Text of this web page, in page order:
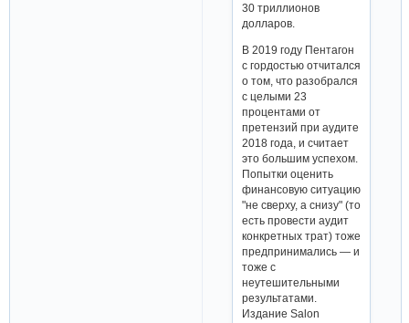
30 триллионов
долларов.
В 2019 году Пентагон
с гордостью отчитался
о том, что разобрался
с целыми 23
процентами от
претензий при аудите
2018 года, и считает
это большим успехом.
Попытки оценить
финансовую ситуацию
"не сверху, а снизу" (то
есть провести аудит
конкретных трат) тоже
предпринимались — и
тоже с
неутешительными
результатами.
Издание Salon